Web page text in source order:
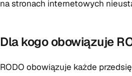
na stronach internetowych
Dla kogo obowiązuje
RODO obowiązuje każde